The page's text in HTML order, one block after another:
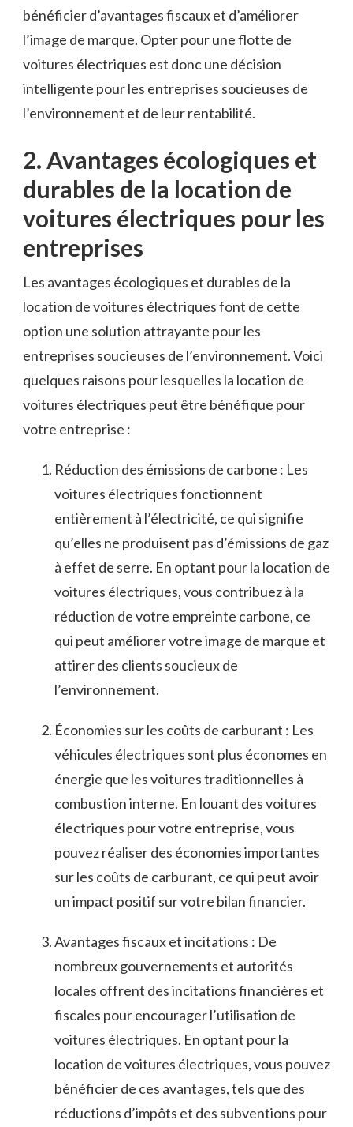
bénéficier d’avantages fiscaux et d’améliorer
l’image de marque. ⁣Opter⁤ pour une flotte de ​
voitures électriques​ est donc ‌une décision
intelligente pour les entreprises soucieuses de
l’environnement et de ‍leur rentabilité.
2. Avantages écologiques et
durables ⁣de la location ⁢de
voitures​ électriques pour ⁤les
⁢entreprises
Les avantages ​écologiques et ‌durables de ⁢la
location de voitures électriques font de cette
option une solution attrayante pour les‌
entreprises soucieuses de l’environnement. Voici
quelques raisons pour ​lesquelles la location ⁤de
voitures électriques peut être bénéfique pour
votre entreprise :
Réduction des⁣ émissions de carbone : Les‍
voitures électriques fonctionnent
entièrement à l’électricité, ce qui signifie
qu’elles ne produisent pas d’émissions de ​gaz
à ‍effet de⁤ serre. En optant​ pour⁣ la location de
‍voitures électriques, vous contribuez à la
réduction de votre empreinte carbone, ce⁣
qui ⁢peut améliorer votre image de ‍marque et
attirer des​ clients soucieux ‍de
‍l’environnement.
Économies sur les coûts ‍de ‍carburant⁢ : Les
véhicules‌ électriques sont​ plus économes en
énergie que les ‌voitures traditionnelles à
‍combustion interne. En louant des voitures
électriques pour votre entreprise, vous
pouvez​ réaliser des ‍économies importantes
sur les coûts de ⁤carburant, ce⁢ qui peut avoir
un impact ⁢positif sur ⁤votre‍ bilan financier.
Avantages fiscaux⁢ et ⁢incitations : De
⁣nombreux gouvernements et autorités
locales offrent des incitations financières et
fiscales pour encourager l’utilisation de
voitures‍ électriques. En optant pour la
location de voitures électriques, vous ⁤pouvez
bénéficier ‍de ces avantages, tels que⁤ des
réductions⁤ d’impôts et des subventions pour